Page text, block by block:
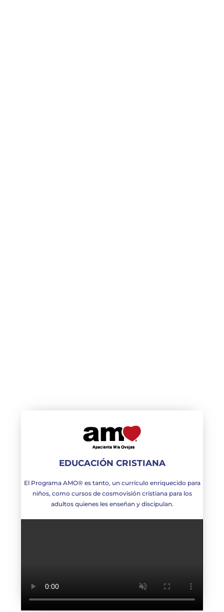
EDUCACIÓN CRISTIANA
El Programa AMO® es tanto, un currículo enriquecido para
niños, como cursos de cosmovisión cristiana para los
adultos quienes les enseñan y discipulan.